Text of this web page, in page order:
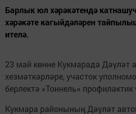
Барлык юл хәрәкәтендә
хәрәкәте кагыйдәләрен
ителә.
23 май көнне Кукмарада Дәүләт
хезмәткәрләре, участок
берлектә «Тоннель»
Кукмара районының Дәүләт